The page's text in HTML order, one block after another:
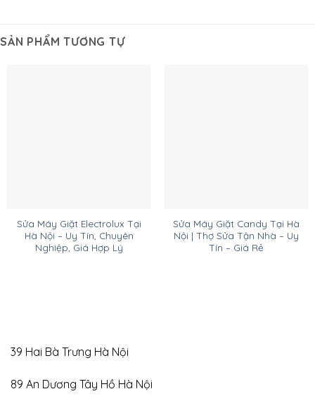
SẢN PHẨM TƯƠNG TỰ
Sửa Máy Giặt Electrolux Tại
Hà Nội – Uy Tín, Chuyên
Nghiệp, Giá Hợp Lý
Sửa Máy Giặt Candy Tại Hà
Nội | Thợ Sửa Tận Nhà – Uy
Tín – Giá Rẻ
39 Hai Bà Trưng Hà Nội
89 An Dương Tây Hồ Hà Nội